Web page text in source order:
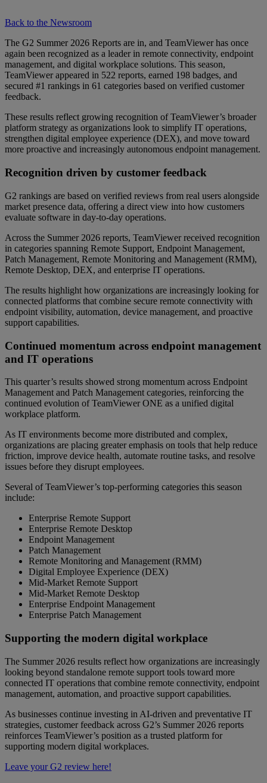
Back to the Newsroom
The G2 Summer 2026 Reports are in, and TeamViewer has once
again been recognized as a leader in remote connectivity, endpoint
management, and digital workplace solutions. This season,
TeamViewer appeared in 522 reports, earned 198 badges, and
secured #1 rankings in 61 categories based on verified customer
feedback.
These results reflect growing recognition of TeamViewer’s broader
platform strategy as organizations look to simplify IT operations,
strengthen digital employee experience (DEX), and move toward
more proactive and increasingly autonomous endpoint management.
Recognition driven by customer feedback
G2 rankings are based on verified reviews from real users alongside
market presence data, offering a direct view into how customers
evaluate software in day-to-day operations.
Across the Summer 2026 reports, TeamViewer received recognition
in categories spanning Remote Support, Endpoint Management,
Patch Management, Remote Monitoring and Management (RMM),
Remote Desktop, DEX, and enterprise IT operations.
The results highlight how organizations are increasingly looking for
connected platforms that combine secure remote connectivity with
endpoint visibility, automation, device management, and proactive
support capabilities.
Continued momentum across endpoint management
and IT operations
This quarter’s results showed strong momentum across Endpoint
Management and Patch Management categories, reinforcing the
continued evolution of TeamViewer ONE as a unified digital
workplace platform.
As IT environments become more distributed and complex,
organizations are placing greater emphasis on tools that help reduce
friction, improve device health, automate routine tasks, and resolve
issues before they disrupt employees.
Several of TeamViewer’s top-performing categories this season
include:
Enterprise Remote Support
Enterprise Remote Desktop
Endpoint Management
Patch Management
Remote Monitoring and Management (RMM)
Digital Employee Experience (DEX)
Mid-Market Remote Support
Mid-Market Remote Desktop
Enterprise Endpoint Management
Enterprise Patch Management
Supporting the modern digital workplace
The Summer 2026 results reflect how organizations are increasingly
looking beyond standalone remote support tools toward more
connected IT operations that combine remote connectivity, endpoint
management, automation, and proactive support capabilities.
As businesses continue investing in AI-driven and preventative IT
strategies, customer feedback across G2’s Summer 2026 reports
reinforces TeamViewer’s position as a trusted platform for
supporting modern digital workplaces.
Leave your G2 review here!